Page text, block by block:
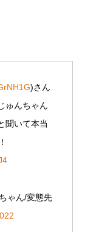
)さん
ゅんちゃん
聞いて本当
ゃん/変態先